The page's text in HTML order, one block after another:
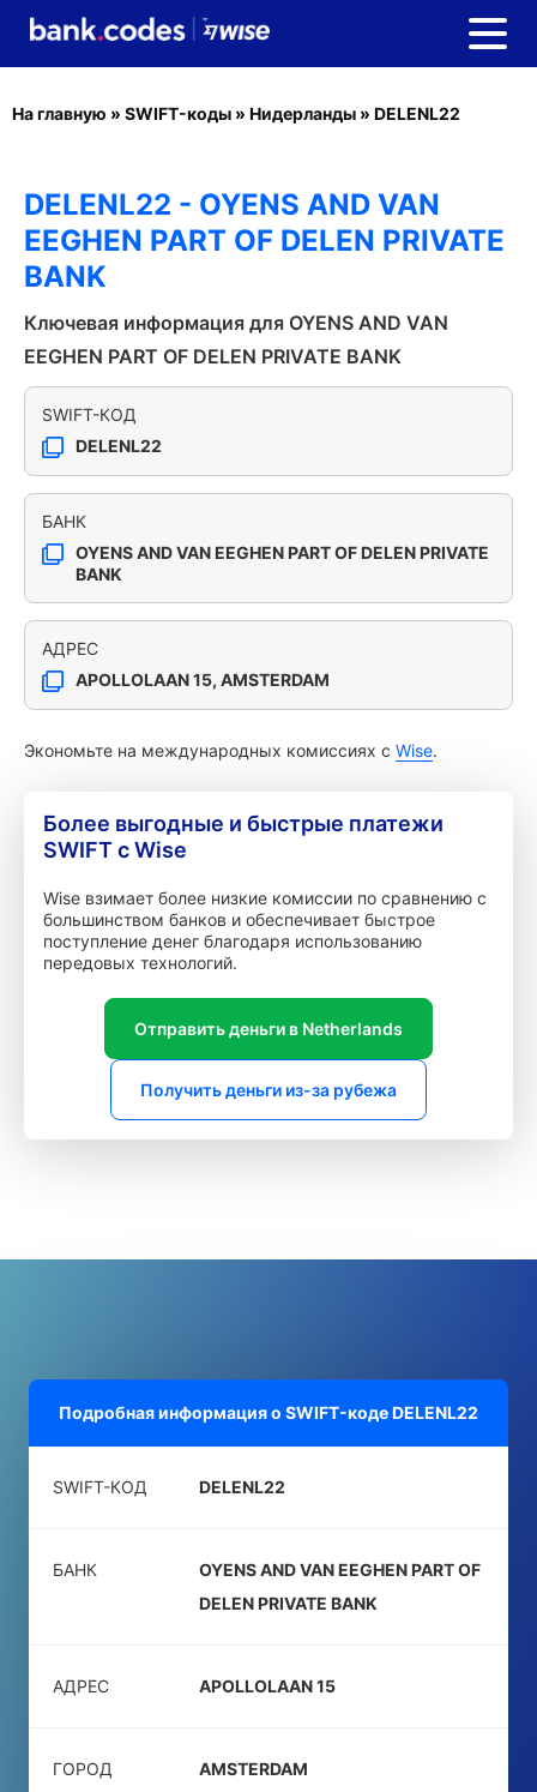
На главную » SWIFT-коды » Нидерланды » DELENL22
DELENL22 - OYENS AND VAN
EEGHEN PART OF DELEN PRIVATE
BANK
Ключевая информация для OYENS AND VAN
EEGHEN PART OF DELEN PRIVATE BANK
SWIFT-КОД
DELENL22
БАНК
OYENS AND VAN EEGHEN PART OF DELEN PRIVATE
BANK
АДРЕС
APOLLOLAAN 15, AMSTERDAM
Экономьте на международных комиссиях с Wise.
Более выгодные и быстрые платежи
SWIFT с Wise
Wise взимает более низкие комиссии по сравнению с
большинством банков и обеспечивает быстрое
поступление денег благодаря использованию
передовых технологий.
Отправить деньги в Netherlands
Получить деньги из-за рубежа
Подробная информация о SWIFT-кодеDELENL22
SWIFT-КОД DELENL22
БАНК
OYENS AND VAN EEGHEN PART OF
DELEN PRIVATE BANK
АДРЕС APOLLOLAAN 15
ГОРОД AMSTERDAM